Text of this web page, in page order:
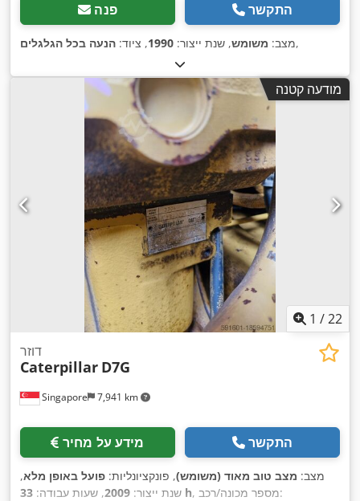
פנה התקשר
מצב: משומש, שנת ייצור: 1990, ציוד: הנעה בכל הגלגלים ,
מודעה קטנה
1 /22
Singapore 7,941 km
דוזר
Caterpillar D7G
מידע על מחיר התקשר
מצב: מצב טוב מאוד (משומש), פונקציונליות: פועל באופן מלא,
שנת ייצור: 2009, שעות עבודה: 33 h
, מספר מכונה/רכב: